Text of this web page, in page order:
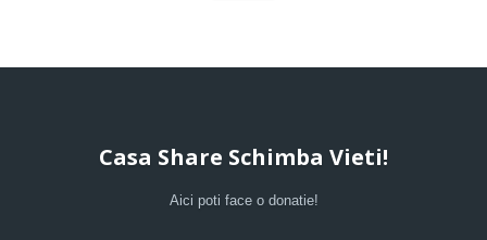
Casa Share Schimba Vieti!
Aici poti face o donatie!